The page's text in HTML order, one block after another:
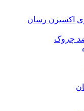
اکسیژن رسان
چروک